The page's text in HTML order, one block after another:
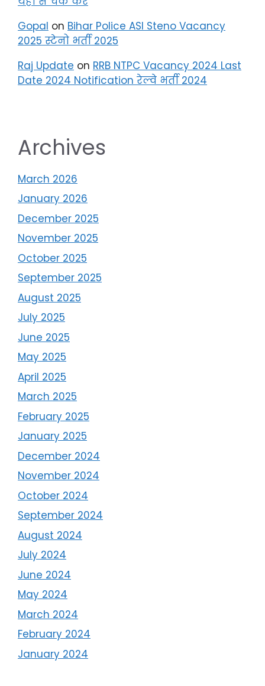
Gopal on Bihar Police ASI Steno Vacancy
2025 स्टेनो भर्ती 2025
Raj Update on RRB NTPC Vacancy 2024 Last
Date 2024 Notification रेल्वे भर्ती 2024
Archives
March 2026
January 2026
December 2025
November 2025
October 2025
September 2025
August 2025
July 2025
June 2025
May 2025
April 2025
March 2025
February 2025
January 2025
December 2024
November 2024
October 2024
September 2024
August 2024
July 2024
June 2024
May 2024
March 2024
February 2024
January 2024